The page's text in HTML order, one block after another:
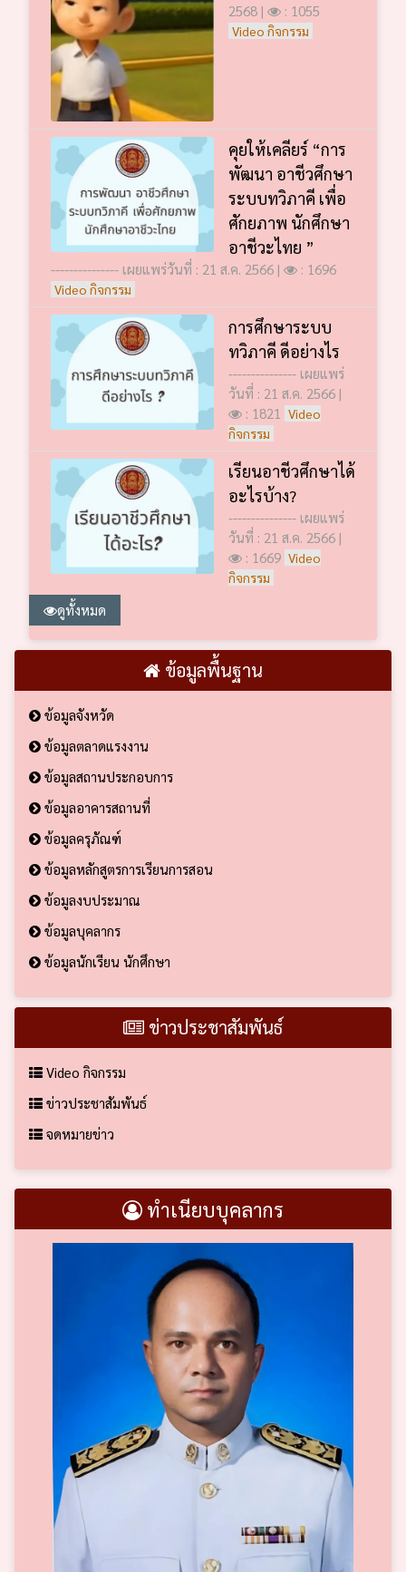
2568 |
: 1055
Video กิจกรรม
คุยให้เคลียร์ “การ
พัฒนา อาชีวศึกษา
ระบบทวิภาคี เพื่อ
ศักยภาพ นักศึกษา
อาชีวะไทย ”
--------------- เผยแพร่วันที่ : 21 ส.ค. 2566 | : 1696
Video กิจกรรม
การศึกษาระบบ
ทวิภาคี ดีอย่างไร
--------------- เผยแพร่
วันที่ : 21 ส.ค. 2566 |
: 1821
Video
กิจกรรม
เรียนอาชีวศึกษาได้
อะไรบ้าง?
--------------- เผยแพร่
วันที่ : 21 ส.ค. 2566 |
: 1669 Video
กิจกรรม
ดูทั้งหมด
ข้อมูลพื้นฐาน
ข้อมูลจังหวัด
ข้อมูลตลาดแรงงาน
ข้อมูลสถานประกอบการ
ข้อมูลอาคารสถานที่
ข้อมูลครุภัณฑ์
ข้อมูลหลักสูตรการเรียนการสอน
ข้อมูลงบประมาณ
ข้อมูลบุคลากร
ข้อมูลนักเรียน นักศึกษา
ข่าวประชาสัมพันธ์
Video กิจกรรม
ข่าวประชาสัมพันธ์
จดหมายข่าว
ทำเนียบบุคลากร